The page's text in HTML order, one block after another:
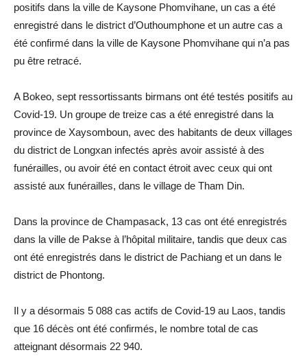
positifs dans la ville de Kaysone Phomvihane, un cas a été
enregistré dans le district d’Outhoumphone et un autre cas a
été confirmé dans la ville de Kaysone Phomvihane qui n’a pas
pu être retracé.
A Bokeo, sept ressortissants birmans ont été testés positifs au
Covid-19. Un groupe de treize cas a été enregistré dans la
province de Xaysomboun, avec des habitants de deux villages
du district de Longxan infectés après avoir assisté à des
funérailles, ou avoir été en contact étroit avec ceux qui ont
assisté aux funérailles, dans le village de Tham Din.
Dans la province de Champasack, 13 cas ont été enregistrés
dans la ville de Pakse à l’hôpital militaire, tandis que deux cas
ont été enregistrés dans le district de Pachiang et un dans le
district de Phontong.
Il y a désormais 5 088 cas actifs de Covid-19 au Laos, tandis
que 16 décès ont été confirmés, le nombre total de cas
atteignant désormais 22 940.